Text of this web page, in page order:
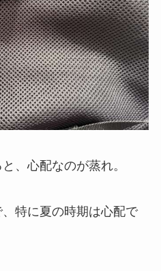
、心配なのが蒸れ。
特に夏の時期は心配で